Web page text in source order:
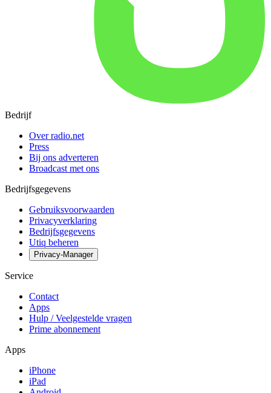
Bedrijf
Over radio.net
Press
Bij ons adverteren
Broadcast met ons
Bedrijfsgegevens
Gebruiksvoorwaarden
Privacyverklaring
Bedrijfsgegevens
Utiq beheren
Privacy-Manager
Service
Contact
Apps
Hulp / Veelgestelde vragen
Prime abonnement
Apps
iPhone
iPad